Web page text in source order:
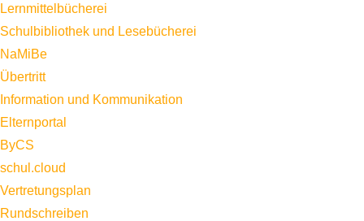
Lernmittelbücherei
Schulbibliothek und Lesebücherei
NaMiBe
Übertritt
Information und Kommunikation
Elternportal
ByCS
schul.cloud
Vertretungsplan
Rundschreiben